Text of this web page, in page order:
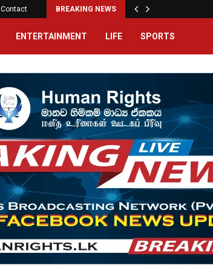
Contact BREAKING NEWS
ENTERTAINMENT LIFE SPORTS